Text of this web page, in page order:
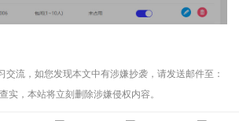
交流，如您发现本文中有涉嫌抄袭，请发送邮件至：
实，本站将立刻删除涉嫌侵权内容。